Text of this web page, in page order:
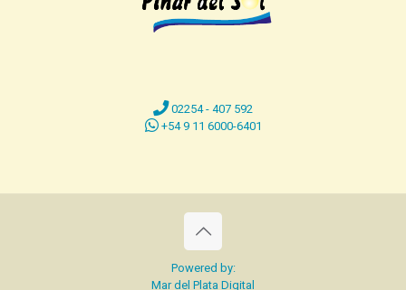
02254 - 407 592
+54 9 11 6000-6401
Powered by:
Mar del Plata Digital